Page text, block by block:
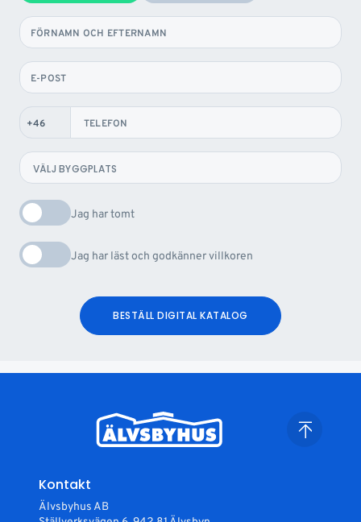
FÖRNAMN OCH EFTERNAMN
E-POST
TELEFON
Jag har tomt
Jag har läst och godkänner villkoren
BESTÄLL DIGITAL KATALOG
Kontakt
Älvsbyhus AB